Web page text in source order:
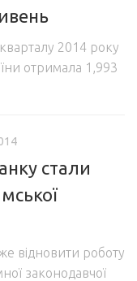
2014 року
отримала 1,993
стали
відновити роботу
законодавчої